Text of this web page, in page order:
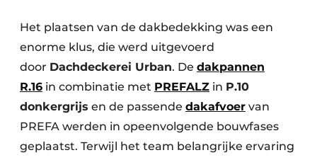
Het plaatsen van de dakbedekking was een
enorme klus, die werd uitgevoerd
door Dachdeckerei Urban. De dakpannen
R.16 in combinatie met PREFALZ in P.10
donkergrijs en de passende dakafvoer van
PREFA werden in opeenvolgende bouwfases
geplaatst. Terwijl het team belangrijke ervaring